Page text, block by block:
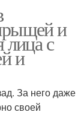
и
лица с
и
За него даже
своей